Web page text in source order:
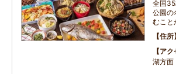
全国
公園の
むこと
住所
アク
湖方面